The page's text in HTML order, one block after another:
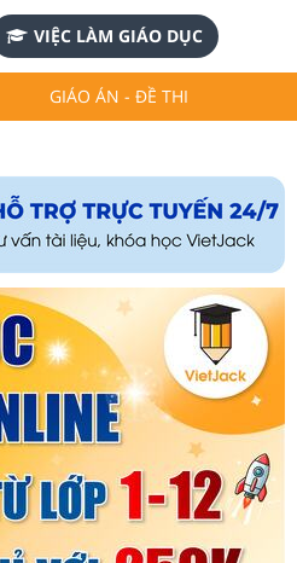
VIỆC LÀM GIÁO DỤC
GIÁO ÁN - ĐỀ THI